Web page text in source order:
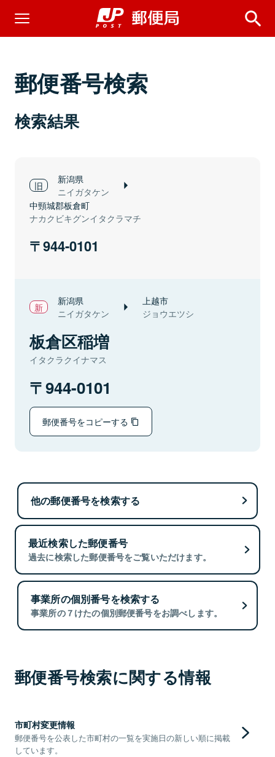
郵便番号検索
検索結果
新潟県
ニイガタケン
中頸城郡板倉町
ナカクビキグンイタクラマチ
944-0101
新潟県
ニイガタケン
上越市
ジョウエツシ
板倉区稲増
イタクラクイナマス
944-0101
郵便番号をコピーする
他の郵便番号を検索する
最近検索した郵便番号
過去に検索した郵便番号をご覧いただけます。
事業所の個別番号を検索する
事業所の７けたの個別郵便番号をお調べします。
郵便番号検索に関する情報
市町村変更情報
郵便番号を公表した市町村の一覧を実施日の新しい順に掲載
しています。